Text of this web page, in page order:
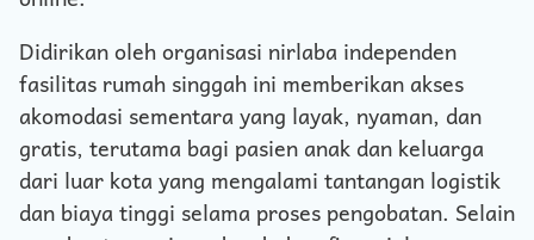
Didirikan oleh organisasi nirlaba independen
fasilitas rumah singgah ini memberikan akses
akomodasi sementara yang layak, nyaman, dan
gratis, terutama bagi pasien anak dan keluarga
dari luar kota yang mengalami tantangan logistik
dan biaya tinggi selama proses pengobatan. Selain